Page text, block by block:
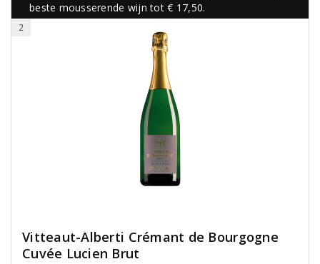
beste mousserende wijn tot € 17,50.
2
Vitteaut-Alberti Crémant de Bourgogne
Cuvée Lucien Brut